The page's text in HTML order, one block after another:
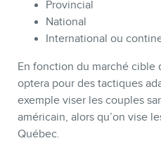
Provincial
National
International ou
En fonction du marché cible
optera pour des tactiques
exemple viser les couples
américain, alors qu’on vise
Québec.